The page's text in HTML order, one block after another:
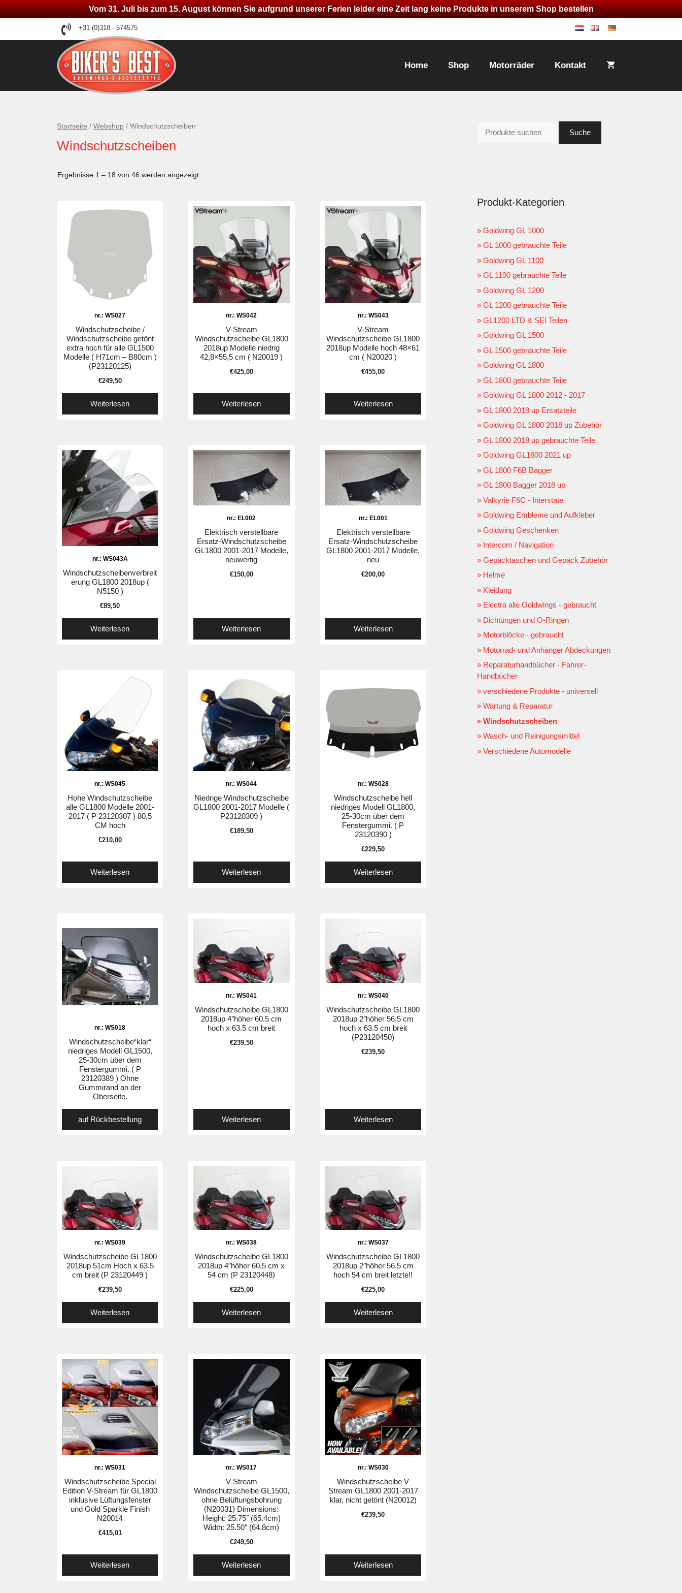
Vom 31. Juli bis zum 15. August können Sie aufgrund unserer Ferien leider eine Zeit lang keine Produkte in unserem Shop bestellen
+31 (0)318 - 574575
Home Shop Motorräder Kontakt
Startseite / Webshop / Windschutzscheiben
Windschutzscheiben
Ergebnisse 1 – 18 von 46 werden angezeigt
nr.: WS027
Windschutzscheibe /
Windschutzscheibe getönt
extra hoch für alle GL1500
Modelle ( H71cm – B80cm )
(P23120125)
€249,50
Weiterlesen
nr.: WS042
V-Stream
Windschutzscheibe GL1800
2018up Modelle niedrig
42,8×55,5 cm ( N20019 )
€425,00
Weiterlesen
nr.: WS043
V-Stream
Windschutzscheibe GL1800
2018up Modelle hoch 48×61
cm ( N20020 )
€455,00
Weiterlesen
nr.: WS043A
Windschutzscheibenverbreit
erung GL1800 2018up (
N5150 )
€89,50
Weiterlesen
nr.: EL002
Elektrisch verstellbare
Ersatz-Windschutzscheibe
GL1800 2001-2017 Modelle,
neuwertig
€150,00
Weiterlesen
nr.: EL001
Elektrisch verstellbare
Ersatz-Windschutzscheibe
GL1800 2001-2017 Modelle,
neu
€200,00
Weiterlesen
nr.: WS045
Hohe Windschutzscheibe
alle GL1800 Modelle 2001-
2017 ( P 23120307 ) 80,5
CM hoch
€210,00
Weiterlesen
nr.: WS044
Niedrige Windschutzscheibe
GL1800 2001-2017 Modelle (
P23120309 )
€189,50
Weiterlesen
nr.: WS028
Windschutzscheibe hell
niedriges Modell GL1800,
25-30cm über dem
Fenstergummi. ( P
23120390 )
€229,50
Weiterlesen
nr.: WS018
Windschutzscheibe“klar“
niedriges Modell GL1500,
25-30cm über dem
Fenstergummi. ( P
23120389 ) Ohne
Gummirand an der
Oberseite.
auf Rückbestellung
nr.: WS041
Windschutzscheibe GL1800
2018up 4″höher 60,5 cm
hoch x 63.5 cm breit
€239,50
Weiterlesen
nr.: WS040
Windschutzscheibe GL1800
2018up 2″höher 56,5 cm
hoch x 63.5 cm breit
(P23120450)
€239,50
Weiterlesen
nr.: WS039
Windschutzscheibe GL1800
2018up 51cm Hoch x 63.5
cm breit (P 23120449 )
€239,50
Weiterlesen
nr.: WS038
Windschutzscheibe GL1800
2018up 4″höher 60,5 cm x
54 cm (P 23120448)
€225,00
Weiterlesen
nr.: WS037
Windschutzscheibe GL1800
2018up 2″höher 56,5 cm
hoch 54 cm breit letzte!!
€225,00
Weiterlesen
nr.: WS031
Windschutzscheibe Special
Edition V-Stream für GL1800
inklusive Lüftungsfenster
und Gold Sparkle Finish
N20014
€415,01
Weiterlesen
nr.: WS017
V-Stream
Windschutzscheibe GL1500,
ohne Belüftungsbohrung
(N20031) Dimensions:
Height: 25.75″ (65.4cm)
Width: 25.50″ (64.8cm)
€249,50
Weiterlesen
nr.: WS030
Windschutzscheibe V
Stream GL1800 2001-2017
klar, nicht getönt (N20012)
€239,50
Weiterlesen
nach:
Suche
Produkt-Kategorien
Goldwing GL 1000
GL 1000 gebrauchte Teile
Goldwing GL 1100
GL 1100 gebrauchte Teile
Goldwing GL 1200
GL 1200 gebrauchte Teile
GL1200 LTD & SEI Teilen
Goldwing GL 1500
GL 1500 gebrauchte Teile
Goldwing GL 1800
GL 1800 gebrauchte Teile
Goldwing GL 1800 2012 - 2017
GL 1800 2018 up Ersatzteile
Goldwing GL 1800 2018 up Zubehör
GL 1800 2018 up gebrauchte Teile
Goldwing GL1800 2021 up
GL 1800 F6B Bagger
GL 1800 Bagger 2018 up
Valkyrie F6C - Interstate
Goldwing Embleme und Aufkleber
Goldwing Geschenken
Intercom / Navigation
Gepäcktaschen und Gepäck Zübehör
Helme
Kleidung
Electra alle Goldwings - gebraucht
Dichtüngen und O-Ringen
Motorblöcke - gebraucht
Motorrad- und Anhänger Abdeckungen
Reparaturhandbücher - Fahrer-
Handbücher
verschiedene Produkte - universell
Wartung & Reparatur
Windschutzscheiben
Wasch- und Reinigungsmittel
Verschiedene Automodelle